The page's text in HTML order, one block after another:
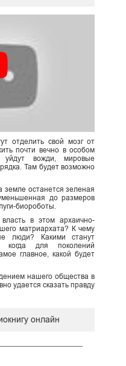
отделить свой мозг от
почти вечно в особом
уйдут вожди, мировые
Там будет возможно
земле останется зеленая
до размеров
биороботы.
в этом архаично-
матриархата? К чему
люди? Какими станут
когда для поколений
главное, какой будет
нашего общества в
удается сказать правду
онлайн